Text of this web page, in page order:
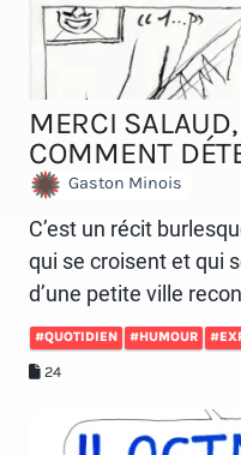
MERCI
COMMENT
Gaston Minois
C’est un récit
qui se croisent et qui
d’une petite ville
#QUOTIDIEN #HUMOUR
24